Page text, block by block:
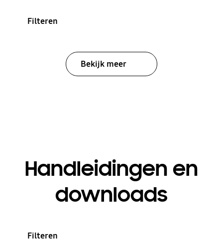
Filteren
Bekijk meer
Handleidingen en
downloads
Filteren